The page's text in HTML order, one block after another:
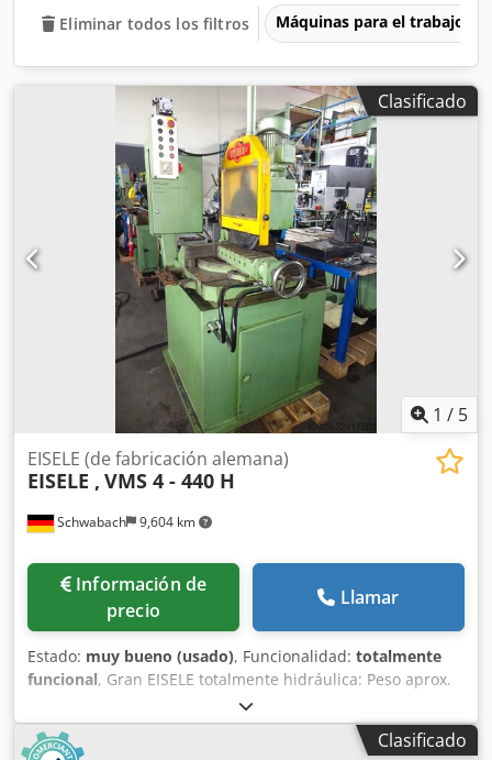
Eliminar todos los filtros Máquinas para el trabajo
Clasificado
1 / 5
Schwabach 9,604 km
EISELE (de fabricación alemana)
EISELE , VMS 4 - 440 H
Información de
precio
Llamar
Estado: muy bueno (usado), Funcionalidad: totalmente
funcional, Gran EISELE totalmente hidráulica: Peso aprox.
0,75 t, disco de sierra de 440 mm Crsdpfozpfgrex Ahasf
Velocidades: 12,5 / 25 rpm Potencia del motor: 2,6 / 3,2 kW
Avance hidráulico de sierra Mordaza hidráulica Áreas de
Clasificado